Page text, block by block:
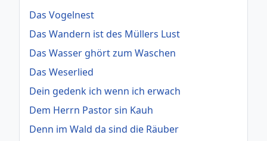
Das Vogelnest
Das Wandern ist des Müllers Lust
Das Wasser ghört zum Waschen
Das Weserlied
Dein gedenk ich wenn ich erwach
Dem Herrn Pastor sin Kauh
Denn im Wald da sind die Räuber